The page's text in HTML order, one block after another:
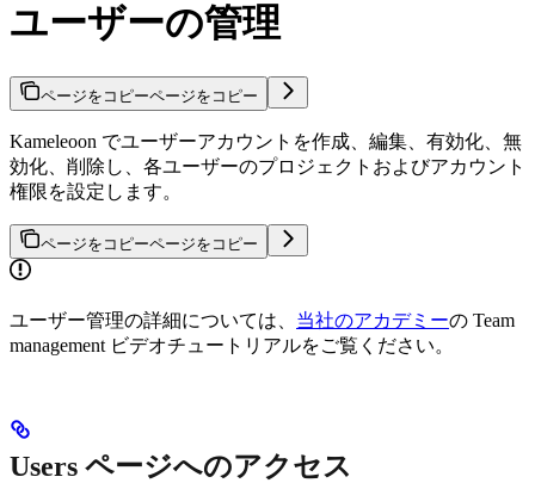
ユーザーの管理
ページをコピーページをコピー
Kameleoon でユーザーアカウントを作成、編集、有効化、無
効化、削除し、各ユーザーのプロジェクトおよびアカウント
権限を設定します。
ページをコピーページをコピー
ユーザー管理の詳細については、 当社のアカデミーの Team
management ビデオチュートリアルをご覧ください。
Users ページへのアクセス